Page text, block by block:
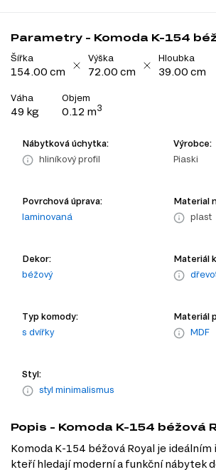
Parametry - Komoda K-154
Šířka
154.00 cm
Výška
72.00 cm
Hloubka
39.00 cm
Váha
49 kg
Objem
0.12 m3
Nábytková úchytka:
hliníkový profil
Výrobce:
Piaski
Povrchová úprava:
laminovaná
Material
plast
Dekor:
béžový
Materiál
Typ komody:
s dvířky
Materiál
MDF
Styl:
styl minimalismus
Popis - Komoda K-154 béžová
Komoda K-154 béžová Royal je
kteří hledají moderní a funkční nábytek